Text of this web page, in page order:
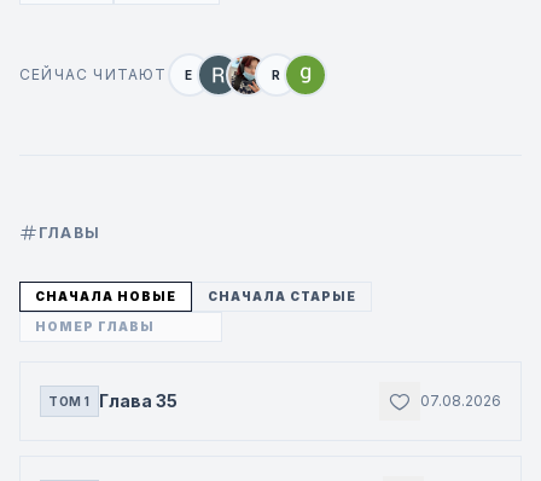
СЕЙЧАС ЧИТАЮТ E R
ГЛАВЫ
СНАЧАЛА НОВЫЕ СНАЧАЛА СТАРЫЕ
ТОМ 1 Глава 35 07.08.2026